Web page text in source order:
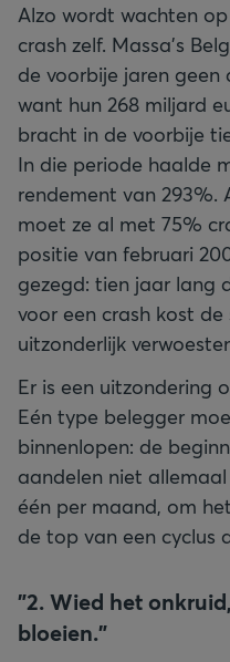
Alzo wordt wachten
crash zelf. Massa’s
de voorbije jaren geen
want hun 268 miljard
bracht in de voorbije
In die periode haalde
rendement van 293%.
moet ze al met 75%
positie van februari
gezegd: tien jaar lang
voor een crash kost
uitzonderlijk
Er is een uitzondering
Eén type belegger
binnenlopen: de
aandelen niet
één per maand, om
de top van een cyclus
"2. Wied het
bloeien."